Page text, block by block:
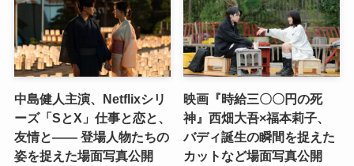
中島健人主演、Netflixシリ
ーズ「SとX」仕事と恋と、
友情と―― 登場人物たちの
姿を捉えた場面写真公開
映画『時給三〇〇円の死
神』西畑大吾×福本莉子、
バディ誕生の瞬間を捉えた
カットなど場面写真公開